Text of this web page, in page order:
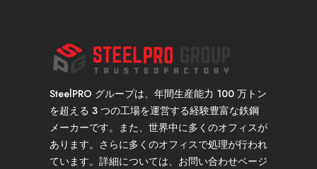
SteelPRO グループは、年間生産能力 100 万トン
を超える 3 つの工場を運営する経験豊富な鉄鋼
メーカーです。また、世界中に多くのオフィスが
あります。さらに多くのオフィスで処理が行われ
ています。詳細については、お問い合わせページ